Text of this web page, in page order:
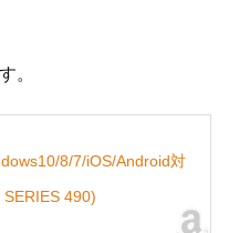
。
8/7/iOS/Android対
490)